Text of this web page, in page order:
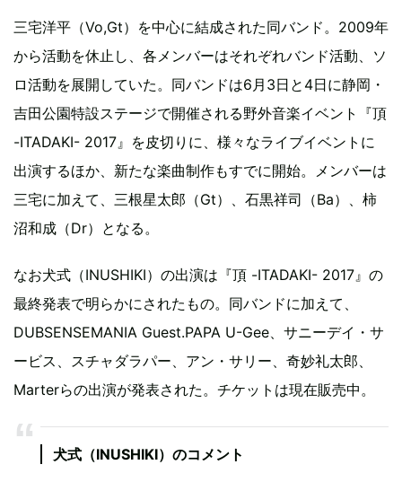
三宅洋平（Vo,Gt）を中心に結成された同バンド。2009年
から活動を休止し、各メンバーはそれぞれバンド活動、ソ
ロ活動を展開していた。同バンドは6月3日と4日に静岡・
吉田公園特設ステージで開催される野外音楽イベント『頂
-ITADAKI- 2017』を皮切りに、様々なライブイベントに
出演するほか、新たな楽曲制作もすでに開始。メンバーは
三宅に加えて、三根星太郎（Gt）、石黒祥司（Ba）、柿
沼和成（Dr）となる。
なお犬式（INUSHIKI）の出演は『頂 -ITADAKI- 2017』の
最終発表で明らかにされたもの。同バンドに加えて、
DUBSENSEMANIA Guest.PAPA U-Gee、サニーデイ・サ
ービス、スチャダラパー、アン・サリー、奇妙礼太郎、
Marterらの出演が発表された。チケットは現在販売中。
犬式（INUSHIKI）のコメント